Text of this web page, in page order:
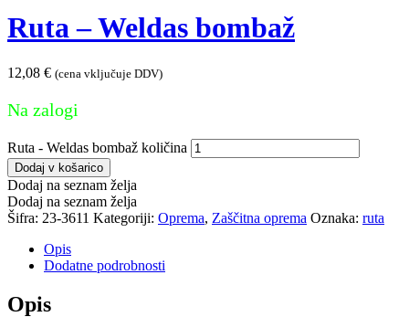
Ruta – Weldas bombaž
12,08 € (cena vključuje DDV)
Na zalogi
Ruta - Weldas bombaž količina
Dodaj v košarico
Dodaj na seznam želja
Dodaj na seznam želja
Šifra: 23-3611 Kategoriji: Oprema, Zaščitna oprema Oznaka: ruta
Opis
Dodatne podrobnosti
Opis